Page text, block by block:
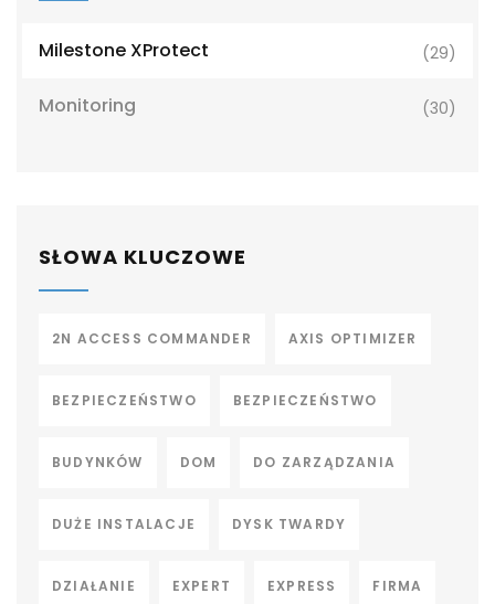
Milestone XProtect (29)
Monitoring (30)
SŁOWA KLUCZOWE
2N ACCESS COMMANDER AXIS OPTIMIZER
BEZPIECZEŃSTWO BEZPIECZEŃSTWO
BUDYNKÓW DOM DO ZARZĄDZANIA
DUŻE INSTALACJE DYSK TWARDY
DZIAŁANIE EXPERT EXPRESS FIRMA